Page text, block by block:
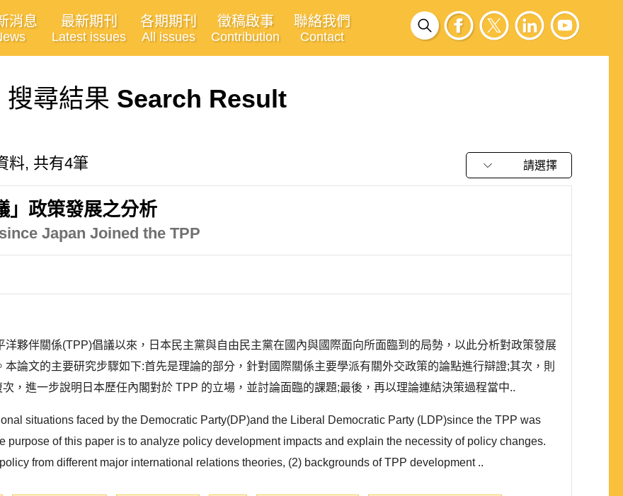
消息 最新期刊
Latest issues
各期期刊
All issues
徵稿啟事
Contribution
聯絡我們
Contact
搜尋結果 Search Result
料, 共有4筆 請選擇
」政策發展之分析
Japan Joined the TPP
夥伴關係(TPP)倡議以來，日本民主黨與自由民主黨在國內與國際面向所面臨到的局勢，以此分析對政策發展
論文的主要研究步驟如下:首先是理論的部分，針對國際關係主要學派有關外交政策的論點進行辯證;其次，則
，進一步說明日本歷任內閣對於 TPP 的立場，並討論面臨的課題;最後，再以理論連結決策過程當中..
situations faced by the Democratic Party(DP)and the Liberal Democratic Party (LDP)since the TPP was
purpose of this paper is to analyze policy development impacts and explain the necessity of policy changes.
from different major international relations theories, (2) backgrounds of TPP development ..